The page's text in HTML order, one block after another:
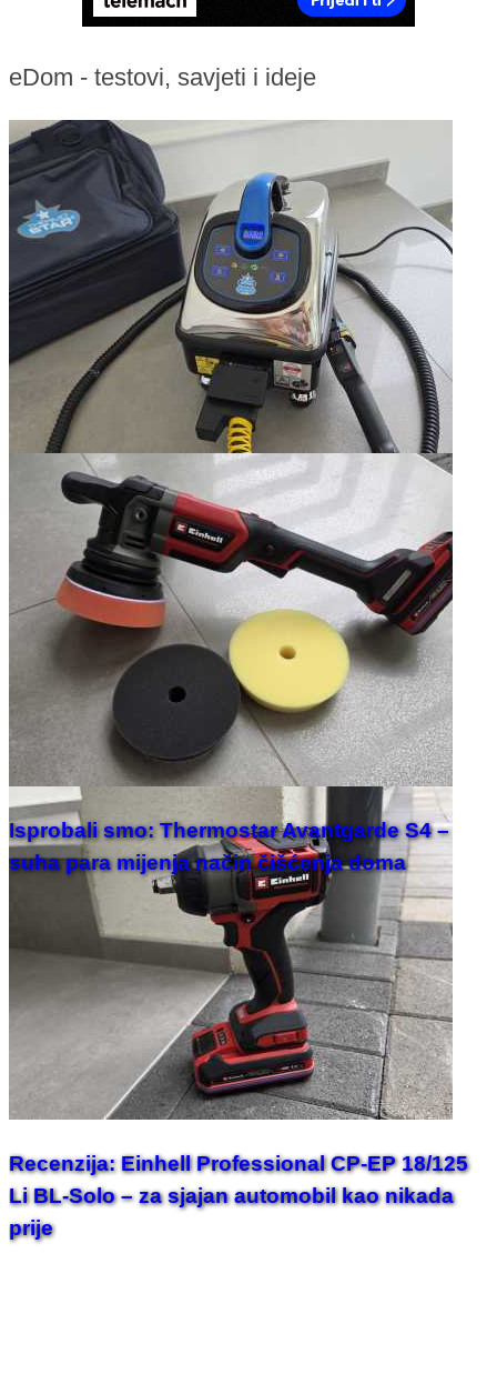
eDom - testovi, savjeti i ideje
Isprobali smo: Thermostar Avantgarde S4 –
suha para mijenja način čišćenja doma
Recenzija: Einhell Professional CP-EP 18/125
Li BL-Solo – za sjajan automobil kao nikada
prije